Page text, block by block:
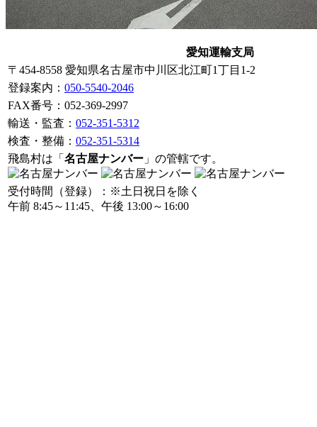
愛知運輸支局
〒454-8558 愛知県名古屋市中川区北江町1丁目1-2
登録案内 ： 050-5540-2046
FAX番号：052-369-2997
輸送・監査： 052-351-5312
検査・整備： 052-351-5314
飛島村は「 名古屋ナンバー 」の管轄です。
受付時間（登録）：※土日祝日を除く
午前 8:45～11:45、午後 13:00～16:00